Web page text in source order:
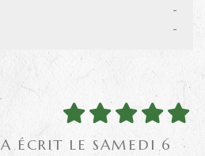
-
-
A ÉCRIT LE SAMEDI 6